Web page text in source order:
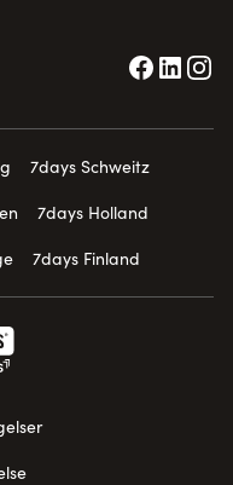
7days Schweitz
7days Holland
7days Finland